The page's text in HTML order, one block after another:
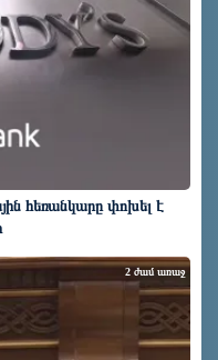
հեռանկարը փոխել է
2 ժամ առաջ